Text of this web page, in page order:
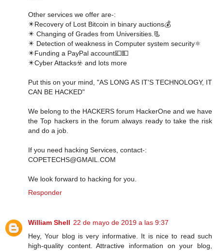
Other services we offer are-:
✴️Recovery of Lost Bitcoin in binary auctions💰
✴️ Changing of Grades from Universities.📃
✴️ Detection of weakness in Computer system security⚛️
✴️Funding a PayPal account💷💵
✴️Cyber Attacks☣️ and lots more
Put this on your mind, "AS LONG AS IT'S TECHNOLOGY, IT
CAN BE HACKED"
We belong to the HACKERS forum HackerOne and we have
the Top hackers in the forum always ready to take the risk
and do a job.
If you need hacking Services, contact-:
COPETECHS@GMAIL.COM
We look forward to hacking for you.
Responder
William Shell 22 de mayo de 2019 a las 9:37
Hey, Your blog is very informative. It is nice to read such
high-quality content. Attractive information on your blog,